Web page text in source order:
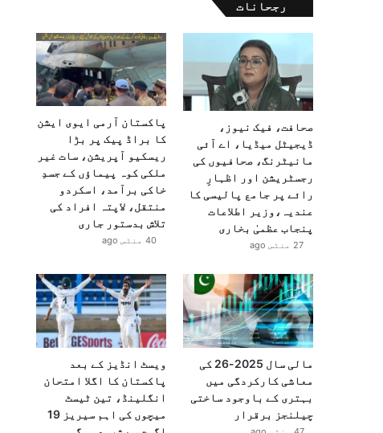
رجحانات
صحافت، فیک نیوز،
ڈیجیٹل میڈیا، اے آئی
مانیٹرنگ، صحافیوں کی
رجسٹریشن اور اظہارِ
رائے پر جامع پالیسی کا
عندیہ،وزیر اطلاعات
پنجاب عظمیٰ بخاری
27 منٹس ago
پاکستان آرمی ایوی ایشن
کا براڈ پیک پر بڑا
ریسکیو آپریشن، سات غیر
ملکی کوہ پیماؤں کے جسدِ
خاکی برآمد، اسکردو
منتقل، لاپتہ افراد کی
تلاش بدستور جاری
40 منٹس ago
مالی سال 2025-26 کی
معاشی کارکردگی میں
بہتری کے باوجود ساختی
چیلنجز برقرار
ویسٹ انڈیز کے بعد
پاکستان کا اگلا امتحان
انگلینڈ، تین ٹیسٹ
میچوں کی اہم سیریز 19